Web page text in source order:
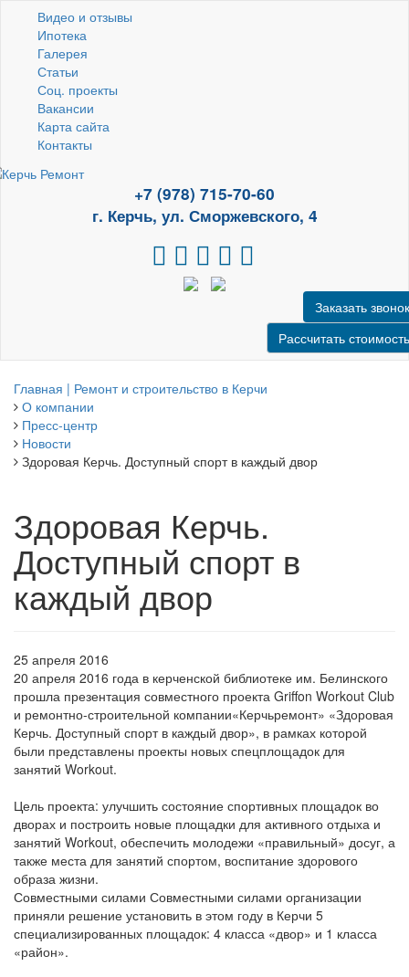
Видео и отзывы
Ипотека
Галерея
Статьи
Соц. проекты
Вакансии
Карта сайта
Контакты
+7 (978) 715-70-60
г. Керчь, ул. Сморжевского, 4
Заказать звонок
Рассчитать стоимость
Главная | Ремонт и строительство в Керчи
О компании
Пресс-центр
Новости
Здоровая Керчь. Доступный спорт в каждый двор
Здоровая Керчь.
Доступный спорт в
каждый двор
25 апреля 2016
20 апреля 2016 года в керченской библиотеке им. Белинского
прошла презентация совместного проекта Griffon Workout Club
и ремонтно-строительной компании«Керчьремонт» «Здоровая
Керчь. Доступный спорт в каждый двор», в рамках которой
были представлены проекты новых спецплощадок для
занятий Workout.
Цель проекта: улучшить состояние спортивных площадок во
дворах и построить новые площадки для активного отдыха и
занятий Workout, обеспечить молодежи «правильный» досуг, а
также места для занятий спортом, воспитание здорового
образа жизни.
Совместными силами Совместными силами организации
приняли решение установить в этом году в Керчи 5
специализированных площадок: 4 класса «двор» и 1 класса
«район».